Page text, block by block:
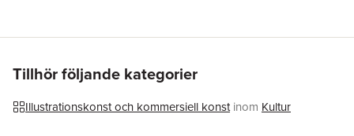
ISBN
9783964334152
Översättare
Tillhör följande kategorier
Illustrationskonst och kommersiell konst inom Kultur